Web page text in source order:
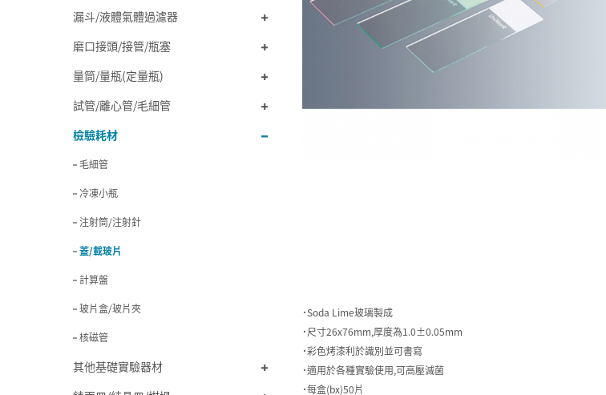
漏斗/液體氣體過濾器
磨口接頭/接管/瓶塞
量筒/量瓶(定量瓶)
試管/離心管/毛細管
檢驗耗材
毛細管
冷凍小瓶
注射筒/注射針
蓋/載玻片
計算盤
玻片盒/玻片夾
核磁管
其他基礎實驗器材
˙Soda Lime玻璃製成
˙尺寸26x76mm,厚度為1.0±0.05mm
˙彩色烤漆利於識別並可書寫
˙適用於各種實驗使用,可高壓滅菌
˙每盒(bx)50片